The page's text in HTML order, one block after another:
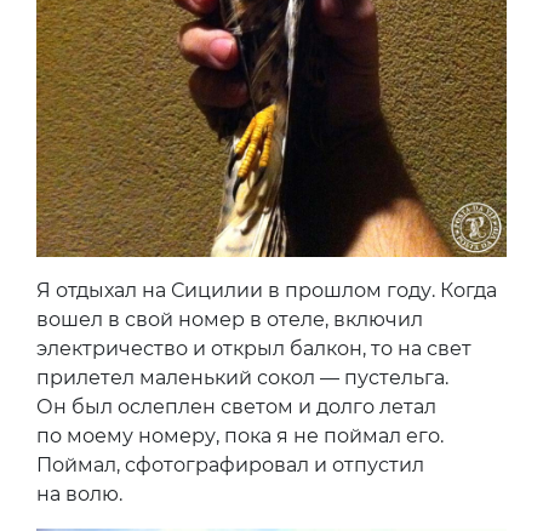
Я отдыхал на Сицилии в прошлом году. Когда
вошел в свой номер в отеле, включил
электричество и открыл балкон, то на свет
прилетел маленький сокол — пустельга.
Он был ослеплен светом и долго летал
по моему номеру, пока я не поймал его.
Поймал, сфотографировал и отпустил
на волю.